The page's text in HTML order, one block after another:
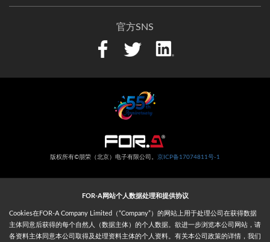
FOR-A网站个人数据处理和提供协议
Cookies在FOR-A Company Limited（“Company”）的网站上用于处理公司在获得数据
主体同意后获得的每个自然人（数据主体）的个人数据。欲进一步浏览本公司网站，请
各资料主体同意本公司取得及处理资料主体的个人资料。有关本公司政策的详情，我们
官方SNS
版权所有©朋荣（北京）电子有限公司。 京ICP备17074811号-1